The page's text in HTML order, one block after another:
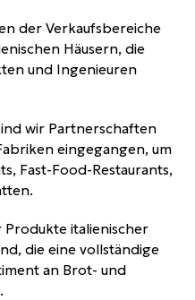
der Verkaufsbereiche
Häusern, die
und Ingenieuren
wir Partnerschaften
eingegangen, um
Fast-Food-Restaurants,
italienischer
die eine vollständige
an Brot- und